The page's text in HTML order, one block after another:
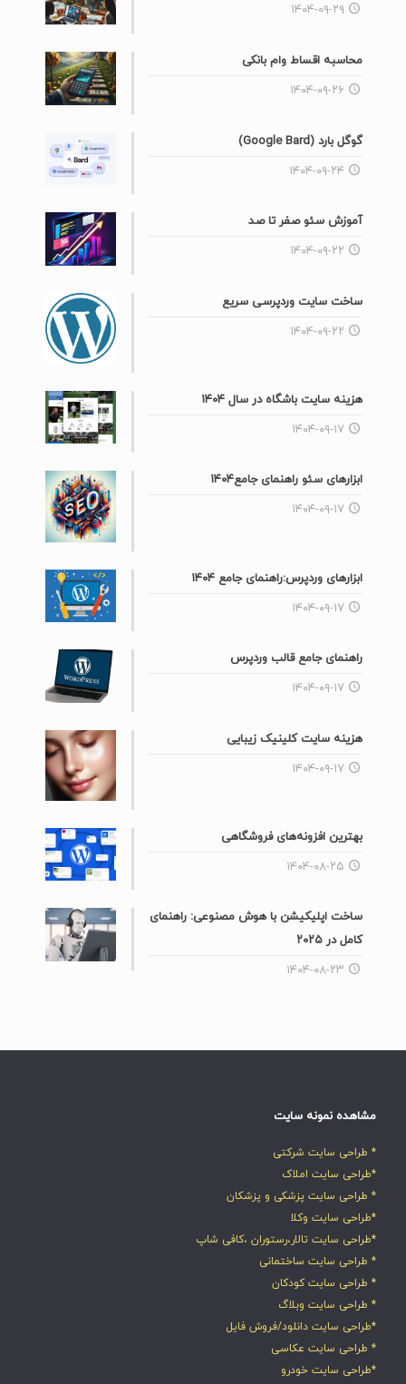
۱۴۰۴-۰۹-۲۹
محاسبه اقساط وام بانکی
۱۴۰۴-۰۹-۲۶
گوگل بارد (Google Bard)
۱۴۰۴-۰۹-۲۴
آموزش سئو صفر تا صد
۱۴۰۴-۰۹-۲۲
ساخت سایت وردپرسی سریع
۱۴۰۴-۰۹-۲۲
هزینه سایت باشگاه در سال ۱۴۰۴
۱۴۰۴-۰۹-۱۷
ابزارهای سئو راهنمای جامع۱۴۰۴
۱۴۰۴-۰۹-۱۷
ابزارهای وردپرس:راهنمای جامع ۱۴۰۴
۱۴۰۴-۰۹-۱۷
راهنمای جامع قالب وردپرس
۱۴۰۴-۰۹-۱۷
هزینه سایت کلینیک زیبایی
۱۴۰۴-۰۹-۱۷
بهترین افزونه‌های فروشگاهی
۱۴۰۴-۰۸-۲۵
ساخت اپلیکیشن با هوش مصنوعی: راهنمای
کامل در ۲۰۲۵
۱۴۰۴-۰۸-۲۳
مشاهده نمونه سایت
* طراحی سایت شرکتی
*طراحی سایت املاک
* طراحی سایت پزشکی و پزشکان
*طراحی سایت وکلا
*طراحی سایت تالار،رستوران ،کافی شاپ
* طراحی سایت ساختمانی
* طراحی سایت کودکان
* طراحی سایت وبلاگ
*طراحی سایت دانلود/فروش فایل
* طراحی سایت عکاسی
*طراحی سایت خودرو